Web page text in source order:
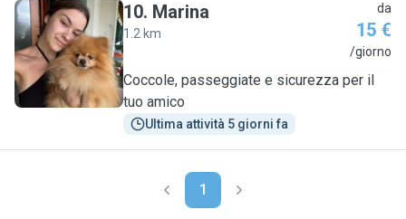
M
10. Marina
1.2 km
da
15 €
/giorno
Coccole, passeggiate e sicurezza per il
tuo amico
Ultima attività 5 giorni fa
1